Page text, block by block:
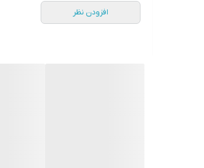
افزودن نظر